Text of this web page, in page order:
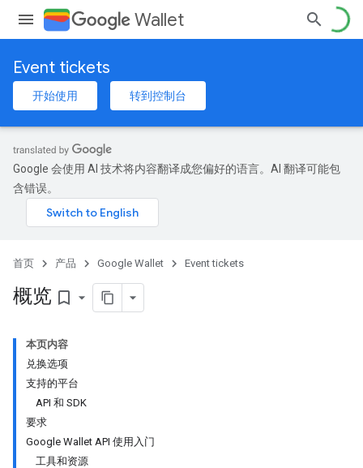
Wallet
Event tickets
开始使用 转到控制台
Google 会使用 AI 技术将内容翻译成您偏好的语言。AI 翻译可能包
含错误。
首页 产品 Google Wallet Event tickets
概览 bookmark_border
本页内容
兑换选项
支持的平台
API 和 SDK
要求
Google Wallet API 使用入门
工具和资源